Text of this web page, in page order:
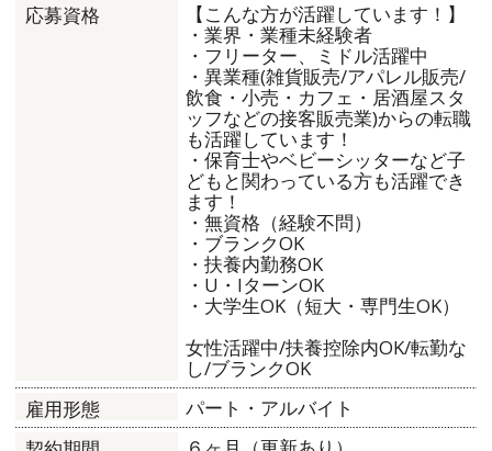
応募資格
【こんな方が活躍しています！】
・業界・業種未経験者
・フリーター、ミドル活躍中
・異業種(雑貨販売/アパレル販売/
飲食・小売・カフェ・居酒屋スタ
ッフなどの接客販売業)からの転職
も活躍しています！
・保育士やベビーシッターなど子
どもと関わっている方も活躍でき
ます！
・無資格（経験不問）
・ブランクOK
・扶養内勤務OK
・U・IターンOK
・大学生OK（短大・専門生OK）
女性活躍中/扶養控除内OK/転勤な
し/ブランクOK
雇用形態
パート・アルバイト